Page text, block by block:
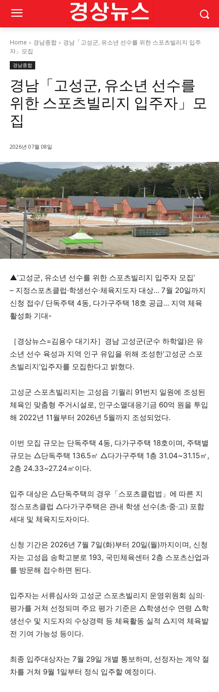
Home 경남종합
경남「고성군, 유소년 선수를 위한 스포츠빌리지 입주
자」모집
경남종합
경남「고성군, 유소년 선수를
위한 스포츠빌리지 입주자」모
집
2026년 07월 08일
▲‘고성군, 유소년 선수를 위한 스포츠빌리지 입주자 모집’
– 지정스포츠클럽·학생선수·체육지도자 대상… 7월 20일까지
신청 접수/ 단독주택 4동, 다가구주택 18호 공급… 지역 체육
활성화 기대-
［경상뉴스=김용수 대기자］경남 고성군(군수 하학열)은 유
소년 선수 육성과 지역 인구 유입을 위해 조성한‘고성군 스포
츠빌리지’입주자를 모집한다고 밝혔다.
고성군 스포츠빌리지는 고성읍 기월리 91번지 일원에 조성된
체육인 맞춤형 주거시설로, 인구소멸대응기금 60억 원을 투입
해 2022년 11월부터 2026년 5월까지 조성되었다.
이번 모집 규모는 단독주택 4동, 다가구주택 18호이며, 주택별
규모는 △단독주택 136.5㎡ △다가구주택 1층 31.04~31.15㎡,
2층 24.33~27.24㎡이다.
입주 대상은 △단독주택의 경우「스포츠클럽법」에 따른 지
정스포츠클럽 △다가구주택은 관내 학생 선수(초·중·고) 포함
세대 및 체육지도자이다.
신청 기간은 2026년 7월 7일(화)부터 20일(월)까지이며, 신청
자는 고성읍 송학고분로 193, 국민체육센터 2층 스포츠산업과
를 방문해 접수하면 된다.
입주자는 서류심사와 고성군 스포츠빌리지 운영위원회 심의·
평가를 거쳐 선정되며 주요 평가 기준은 △학생선수 연령 △학
생선수 및 지도자의 수상경력 등 체육활동 실적 △지역 체육발
전 기여 가능성 등이다.
최종 입주대상자는 7월 29일 개별 통보하며, 선정자는 계약 절
차를 거쳐 9월 1일부터 정식 입주할 예정이다.